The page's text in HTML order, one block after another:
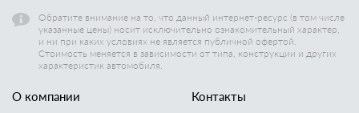
Обратите внимание на то, что данный интернет-ресурс (в том числе
указанные цены) носит исключительно ознакомительный характер,
и ни при каких условиях не является публичной офертой.
Стоимость меняется в зависимости от типа, конструкции и других
характеристик автомобиля.
О компании
Контакты